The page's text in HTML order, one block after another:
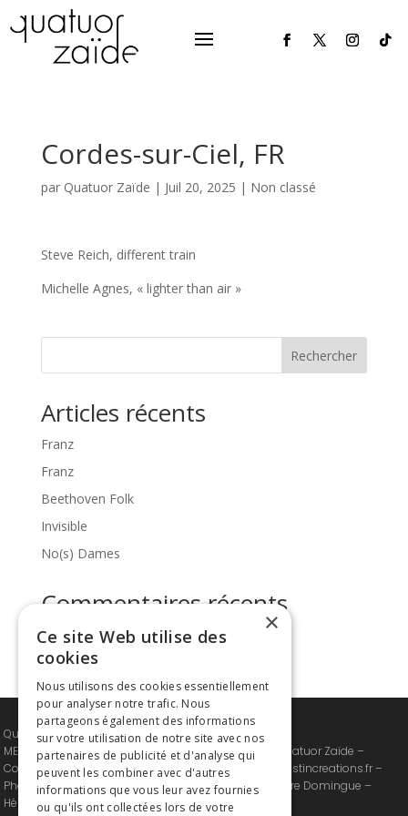
Cordes-sur-Ciel, FR
par Quatuor Zaïde | Juil 20, 2025 | Non classé
Steve Reich, different train
Michelle Agnes, « lighter than air »
Rechercher
Articles récents
Franz
Franz
Beethoven Folk
Invisible
No(s) Dames
Commentaires récents
Aucun commentaire à afficher.
Quatuor Zaïde © 2024-2026 – All Rights Reserved
MENTIONS LEGALES : Site et contenus propriétés du Quatuor Zaïde –
Conception, Création et intégration : Justine Gélis /
Justincreations.fr –
Photographes : Laura Stevens, Neda Nevae, Jean-Pierre Domingue –
Hébergeur LWS
×
Ce site Web utilise des
cookies
Nous utilisons des cookies essentiellement
pour analyser notre trafic. Nous
partageons également des informations
sur votre utilisation de notre site avec nos
partenaires de publicité et d'analyse qui
peuvent les combiner avec d'autres
informations que vous leur avez fournies
ou qu'ils ont collectées lors de votre